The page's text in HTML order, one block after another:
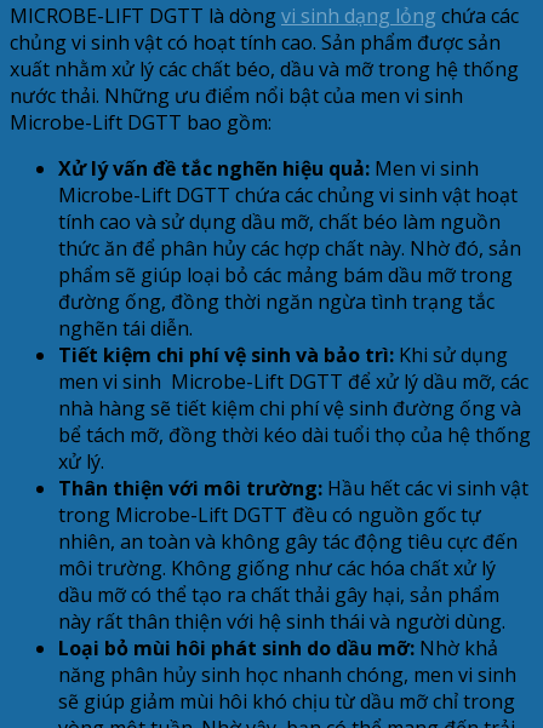
MICROBE-LIFT DGTT là dòngvi sinh dạng lỏng chứa các
chủng vi sinh vật có hoạt tính cao. Sản phẩm được sản
xuất nhằm xử lý các chất béo, dầu và mỡ trong hệ thống
nước thải. Những ưu điểm nổi bật của men vi sinh
Microbe-Lift DGTT bao gồm:
Xử lý vấn đề tắc nghẽn hiệu quả: Men vi sinh
Microbe-Lift DGTT chứa các chủng vi sinh vật hoạt
tính cao và sử dụng dầu mỡ, chất béo làm nguồn
thức ăn để phân hủy các hợp chất này. Nhờ đó, sản
phẩm sẽ giúp loại bỏ các mảng bám dầu mỡ trong
đường ống, đồng thời ngăn ngừa tình trạng tắc
nghẽn tái diễn.
Tiết kiệm chi phí vệ sinh và bảo trì: Khi sử dụng
men vi sinh Microbe-Lift DGTT để xử lý dầu mỡ, các
nhà hàng sẽ tiết kiệm chi phí vệ sinh đường ống và
bể tách mỡ, đồng thời kéo dài tuổi thọ của hệ thống
xử lý.
Thân thiện với môi trường: Hầu hết các vi sinh vật
trong Microbe-Lift DGTT đều có nguồn gốc tự
nhiên, an toàn và không gây tác động tiêu cực đến
môi trường. Không giống như các hóa chất xử lý
dầu mỡ có thể tạo ra chất thải gây hại, sản phẩm
này rất thân thiện với hệ sinh thái và người dùng.
Loại bỏ mùi hôi phát sinh do dầu mỡ: Nhờ khả
năng phân hủy sinh học nhanh chóng, men vi sinh
sẽ giúp giảm mùi hôi khó chịu từ dầu mỡ chỉ trong